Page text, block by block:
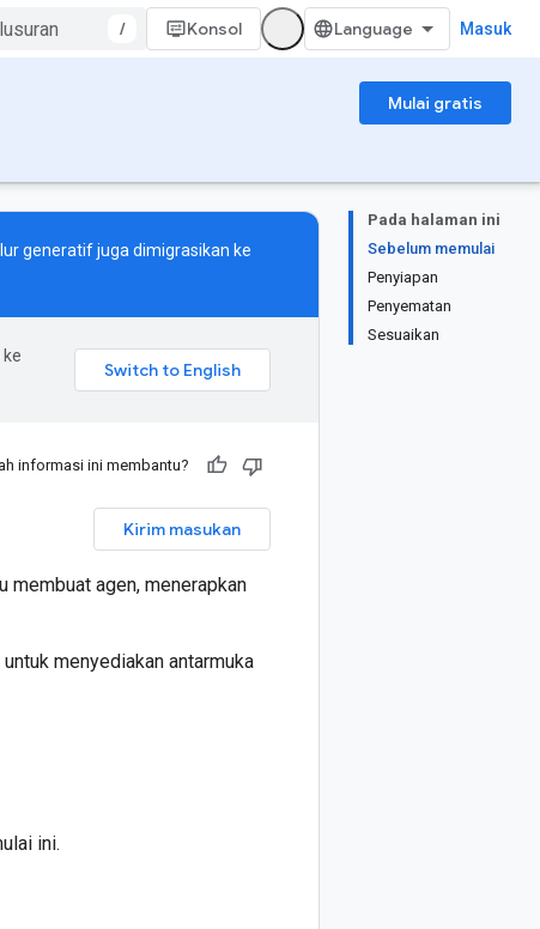
/ Konsol Masuk
Mulai gratis
Pada halaman ini
Sebelum memulai
Penyiapan
Penyematan
Sesuaikan
generatif juga dimigrasikan ke
informasi ini membantu?
Kirim masukan
membuat agen, menerapkan
untuk menyediakan antarmuka
ini.